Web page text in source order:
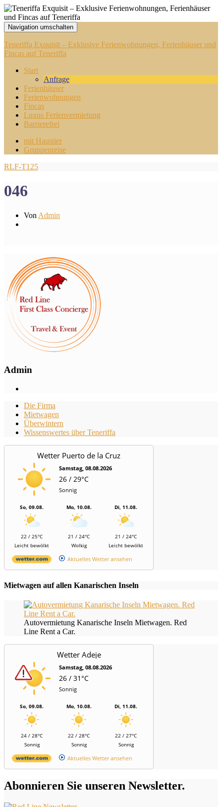
Navigation umschalten
Teneriffa Exquisit – Exklusive Ferienwohnungen, Ferienhäuser und
Fincas auf Teneriffa
Start
Anfrage
Ferienhäuser
Ferienwohnungen
Fincas
Luxus Ferienvermietung
Barrierefrei
mit Haustier
Gruppenreise
RLF-T125
046
Von Admin
Admin
Die Firma
Mietwagen
Überwintern
Wissenswertes über Teneriffa
Wetter Puerto de la Cruz
Samstag, 08.08.2026
26 / 29°C
Sonnig
So, 09.08.
22 / 25°C
Leicht bewölkt
Mo, 10.08.
21 / 24°C
Wolkig
Di, 11.08.
21 / 24°C
Leicht bewölkt
Aktuelles Wetter ansehen
Mietwagen auf allen Kanarischen Inseln
Autovermietung Kanarische Inseln Mietwagen. Red
Line Rent a Car.
Wetter Adeje
Samstag, 08.08.2026
26 / 31°C
Sonnig
So, 09.08.
24 / 28°C
Sonnig
Mo, 10.08.
22 / 28°C
Sonnig
Di, 11.08.
22 / 27°C
Sonnig
Aktuelles Wetter ansehen
Abonnieren Sie unseren Newsletter.